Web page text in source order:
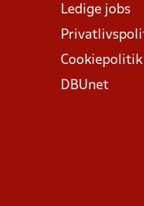
Ledige jobs
Cookiepolitik
DBUnet